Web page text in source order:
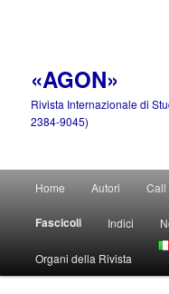
«AGON»
Rivista Internazionale di
2384-9045)
principale
Home Autori Call
Fascicoli Indici
Organi della Rivista